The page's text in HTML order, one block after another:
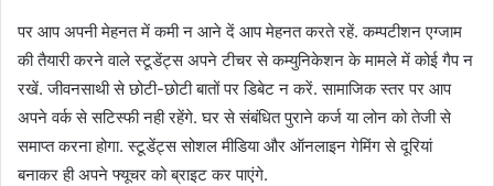
पर आप अपनी मेहनत में कमी न आने दें आप मेहनत करते रहें. कम्पटीशन एग्जाम
की तैयारी करने वाले स्टूडेंट्स अपने टीचर से कम्युनिकेशन के मामले में कोई गैप न
रखें. जीवनसाथी से छोटी-छोटी बातों पर डिबेट न करें. सामाजिक स्तर पर आप
अपने वर्क से सटिस्फी नही रहेंगे. घर से संबंधित पुराने कर्ज या लोन को तेजी से
समाप्त करना होगा. स्टूडेंट्स सोशल मीडिया और ऑनलाइन गेमिंग से दूरियां
बनाकर ही अपने फ्यूचर को ब्राइट कर पाएंगे.